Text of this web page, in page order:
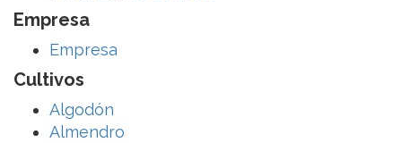
Empresa
Empresa
Cultivos
Algodón
Almendro